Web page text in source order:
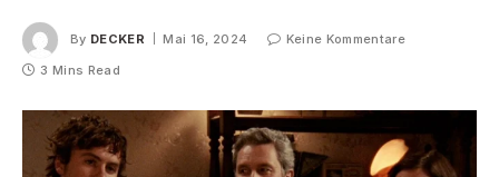
By DECKER Mai 16, 2024
Keine Kommentare
3 Mins Read